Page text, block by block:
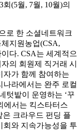
(5월, 7월, 10월)의
로 한 소셜네트워크
지원농업(CSA,
이다. CSA는 세계적으
의 회원제 직거래 시
자가 함께 참여하는
나라에서는 완주 로컬
텃밭이 운영하는 ‘꾸
에서는 킥스타터스
은 크라우드 펀딩 플
회와 지속가능성을 투